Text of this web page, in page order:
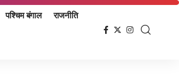
पश्चिम बंगाल राजनीति